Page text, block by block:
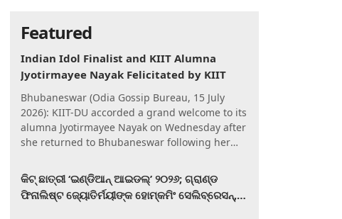
Featured
Indian Idol Finalist and KIIT Alumna
Jyotirmayee Nayak Felicitated by KIIT
Bhubaneswar (Odia Gossip Bureau, 15 July
2026): KIIT-DU accorded a grand welcome to its
alumna Jyotirmayee Nayak on Wednesday after
she returned to Bhubaneswar following her
କିଟ୍‍ ଛାତ୍ରୀ ‘ଇଣ୍ଡିଆନ୍ ଆଇଡଲ୍‌’ ୨୦୨୬; ଗ୍ରାଣ୍ଡ
ଫିନାଲିଷ୍ଟ ଜ୍ୟୋତିର୍ମୟୀଙ୍କ ହୋମ୍‍କମିଂ ସେଲିବ୍ରେସନ୍‍,